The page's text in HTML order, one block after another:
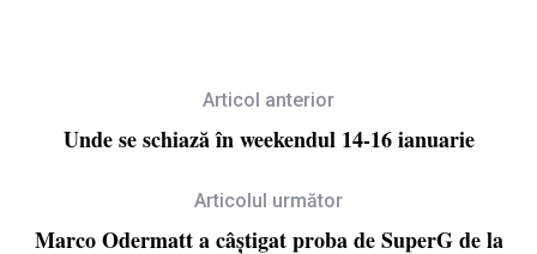
Articol anterior
Unde se schiază în weekendul 14-16 ianuarie
Articolul următor
Marco Odermatt a câștigat proba de SuperG de la